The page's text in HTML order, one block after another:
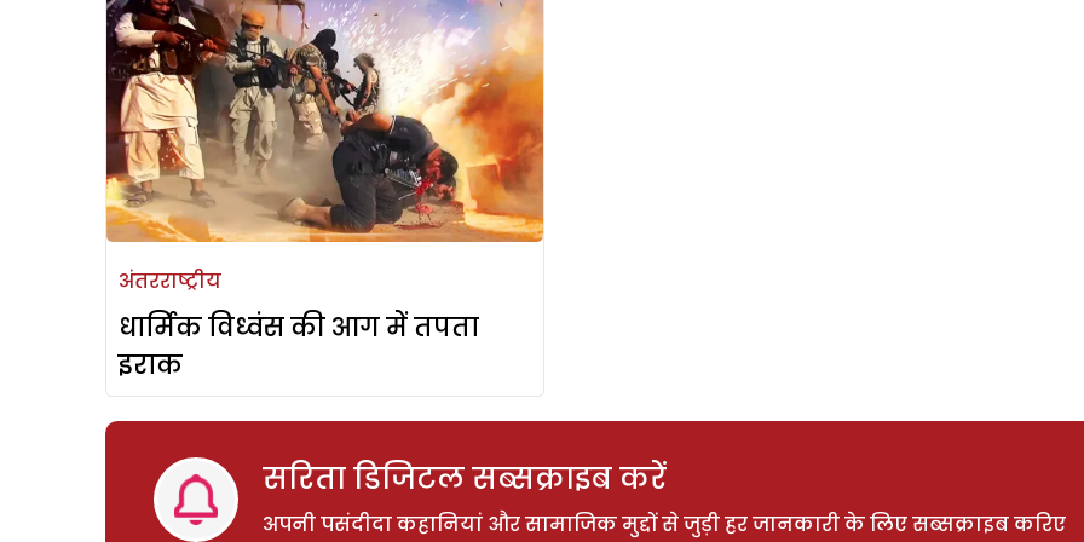
अंतरराष्ट्रीय
धार्मिक विध्वंस की आग में तपता
इराक
सरिता डिजिटल सब्सक्राइब करें
अपनी पसंदीदा कहानियां और सामाजिक मुद्दों से जुड़ी हर जानकारी के लिए सब्सक्राइब करिए